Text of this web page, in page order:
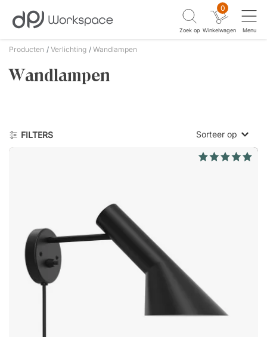
Zoek op
0
Winkelwagen Menu
Producten Verlichting Wandlampen
Wandlampen
FILTERS Sorteer op
Laagste prijs